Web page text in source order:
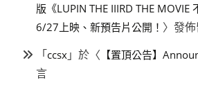
版《LUPIN THE IIIRD THE MOVIE
6/27上映、新預告片公開！ 〉發
「ccsx 」於〈 【置頂公告】
言